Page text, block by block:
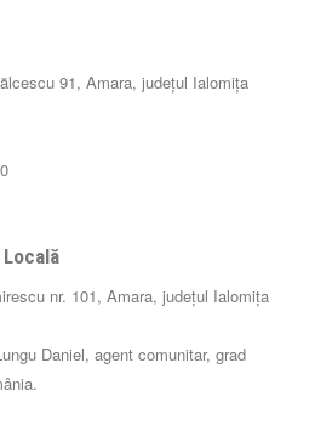
91, Amara, județul Ialomița
nr. 101, Amara, județul Ialomița
Daniel, agent comunitar, grad